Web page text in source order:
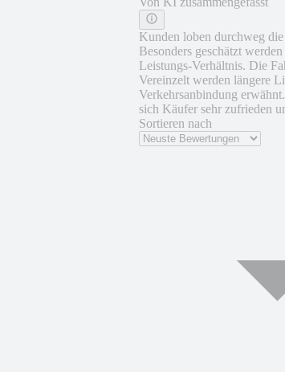
Kunden loben durchweg
Besonders geschätzt
Leistungs-Verhältnis. Die
Vereinzelt werden längere
Verkehrsanbindung
sich Käufer sehr zufrieden
Sortieren nach